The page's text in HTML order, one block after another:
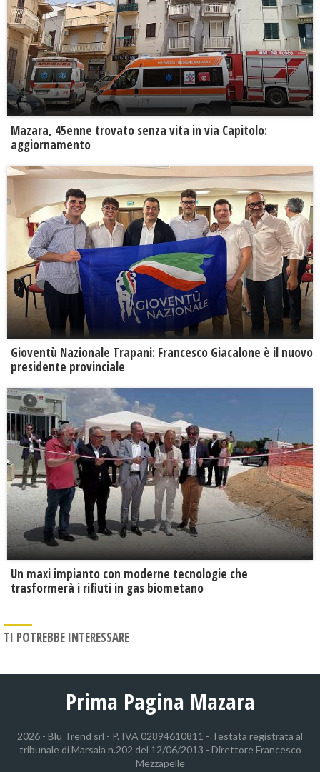
Mazara, 45enne trovato senza vita in via Capitolo:
aggiornamento
Gioventù Nazionale Trapani: Francesco Giacalone è il nuovo
presidente provinciale
Un maxi impianto con moderne tecnologie che
trasformerà i rifiuti in gas biometano
TI POTREBBE INTERESSARE
Prima Pagina Mazara
2026 - Blu Trend srl - P. IVA 02894610811 - Testata registrata al
tribunale di Marsala n.202 del 12/06/2013 - Direttore Francesco
Mezzapelle